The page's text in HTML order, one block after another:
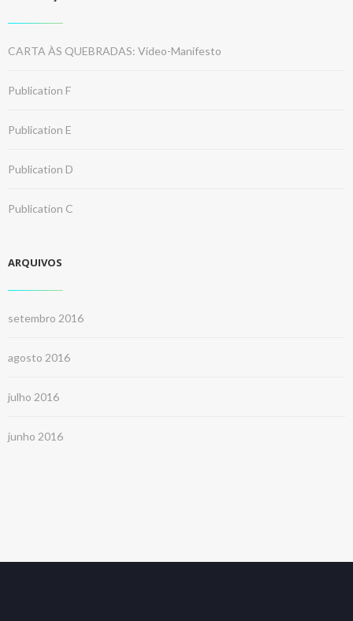
CARTA ÀS QUEBRADAS: Vídeo-Manifesto
Publication F
Publication E
Publication D
Publication C
ARQUIVOS
setembro 2016
agosto 2016
julho 2016
junho 2016